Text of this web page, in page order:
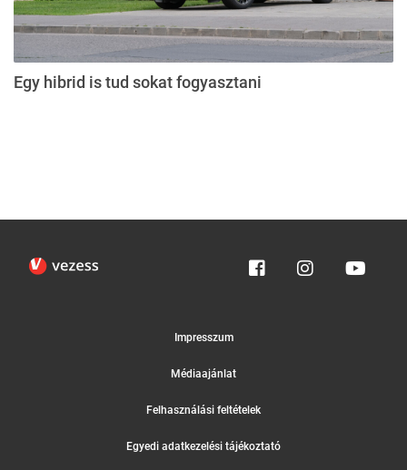
Egy hibrid is tud sokat fogyasztani
Impresszum
Médiaajánlat
Felhasználási feltételek
Egyedi adatkezelési tájékoztató